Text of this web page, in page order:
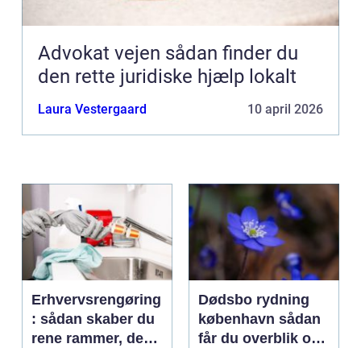
Advokat vejen sådan finder du
den rette juridiske hjælp lokalt
Laura Vestergaard 10 april 2026
Erhvervsrengøring
: sådan skaber du
rene rammer, der
Dødsbo rydning
københavn sådan
får du overblik og